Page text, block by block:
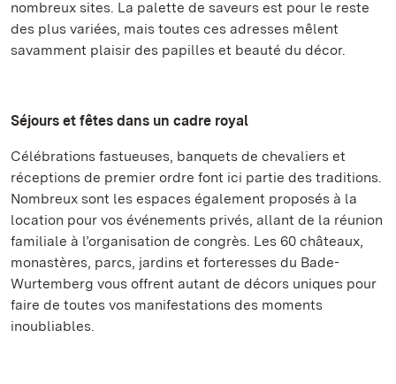
nombreux sites. La palette de saveurs est pour le reste
des plus variées, mais toutes ces adresses mêlent
savamment plaisir des papilles et beauté du décor.
Séjours et fêtes dans un cadre royal
Célébrations fastueuses, banquets de chevaliers et
réceptions de premier ordre font ici partie des traditions.
Nombreux sont les espaces également proposés à la
location pour vos événements privés, allant de la réunion
familiale à l’organisation de congrès. Les 60 châteaux,
monastères, parcs, jardins et forteresses du Bade-
Wurtemberg vous offrent autant de décors uniques pour
faire de toutes vos manifestations des moments
inoubliables.